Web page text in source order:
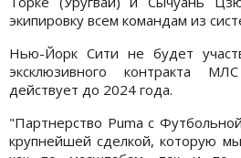
экипировку всем командам из
Нью-Йорк Сити не будет
эксклюзивного контракта
действует до 2024 года.
"Партнерство Puma с
крупнейшей сделкой, которую